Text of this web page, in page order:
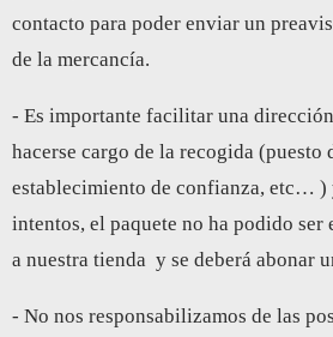
contacto para poder enviar un
de la mercancía.
- Es importante facilitar una
hacerse cargo de la recogida (puesto
establecimiento de confianza, etc… )
intentos, el paquete no ha podido ser
a nuestra tienda y se deberá abonar
- No nos responsabilizamos de las